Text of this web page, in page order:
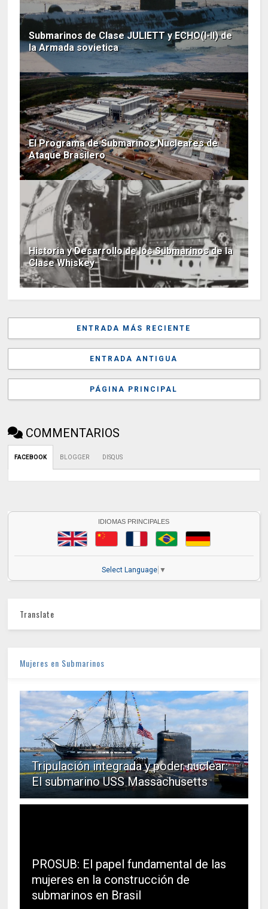
Submarinos de Clase JULIETT y ECHO(I-II) de
la Armada sovietica
El Programa de Submarinos Nucleares de
Ataque Brasilero
Historia y Desarrollo de los Submarinos de la
Clase Whiskey
ENTRADA MÁS RECIENTE
ENTRADA ANTIGUA
PÁGINA PRINCIPAL
COMMENTARIOS
FACEBOOK BLOGGER DISQUS
IDIOMAS PRINCIPALES
Select Language ▼
Translate
Mujeres en Submarinos
Tripulación integrada y poder nuclear:
El submarino USS Massachusetts
PROSUB: El papel fundamental de las
mujeres en la construcción de
submarinos en Brasil